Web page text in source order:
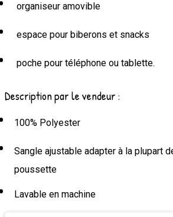
organiseur amovible
espace pour biberons et snacks
poche pour téléphone ou tablette.
Description par le vendeur :
100% Polyester
Sangle ajustable adapter à la plupart
poussette
Lavable en machine